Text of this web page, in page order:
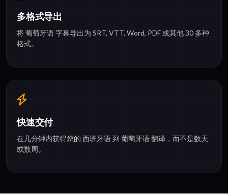
多格式导出
将 葡萄牙语 字幕导出为 SRT, VTT, Word, PDF 或其他 30 多种
格式。
快速交付
在几分钟内获得您的 西班牙语 到 葡萄牙语 翻译，而不是数天
或数周。